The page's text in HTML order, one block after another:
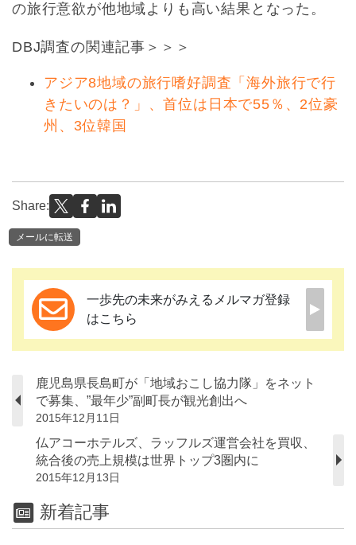
の旅行意欲が他地域よりも高い結果となった。
DBJ調査の関連記事＞＞＞
アジア8地域の旅行嗜好調査「海外旅行で行
きたいのは？」、首位は日本で55％、2位豪
州、3位韓国
Share:
メールに転送
一歩先の未来がみえるメルマガ登録
はこちら
鹿児島県長島町が「地域おこし協力隊」をネット
で募集、”最年少”副町長が観光創出へ
2015年12月11日
仏アコーホテルズ、ラッフルズ運営会社を買収、
統合後の売上規模は世界トップ3圏内に
2015年12月13日
新着記事